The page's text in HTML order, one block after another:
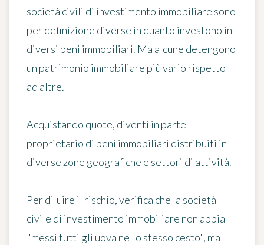
società civili di investimento immobiliare sono
per definizione diverse in quanto investono in
diversi beni immobiliari. Ma alcune detengono
un patrimonio immobiliare più vario rispetto
ad altre.
Acquistando quote, diventi in parte
proprietario di beni immobiliari distribuiti in
diverse zone geografiche e settori di attività.
Per diluire il rischio, verifica che la società
civile di investimento immobiliare non abbia
"messi tutti gli uova nello stesso cesto", ma